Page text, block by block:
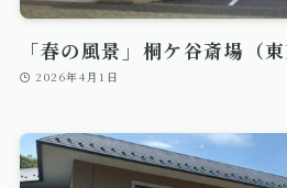
「春の風景」桐ケ谷斎場（
2026年4月1日